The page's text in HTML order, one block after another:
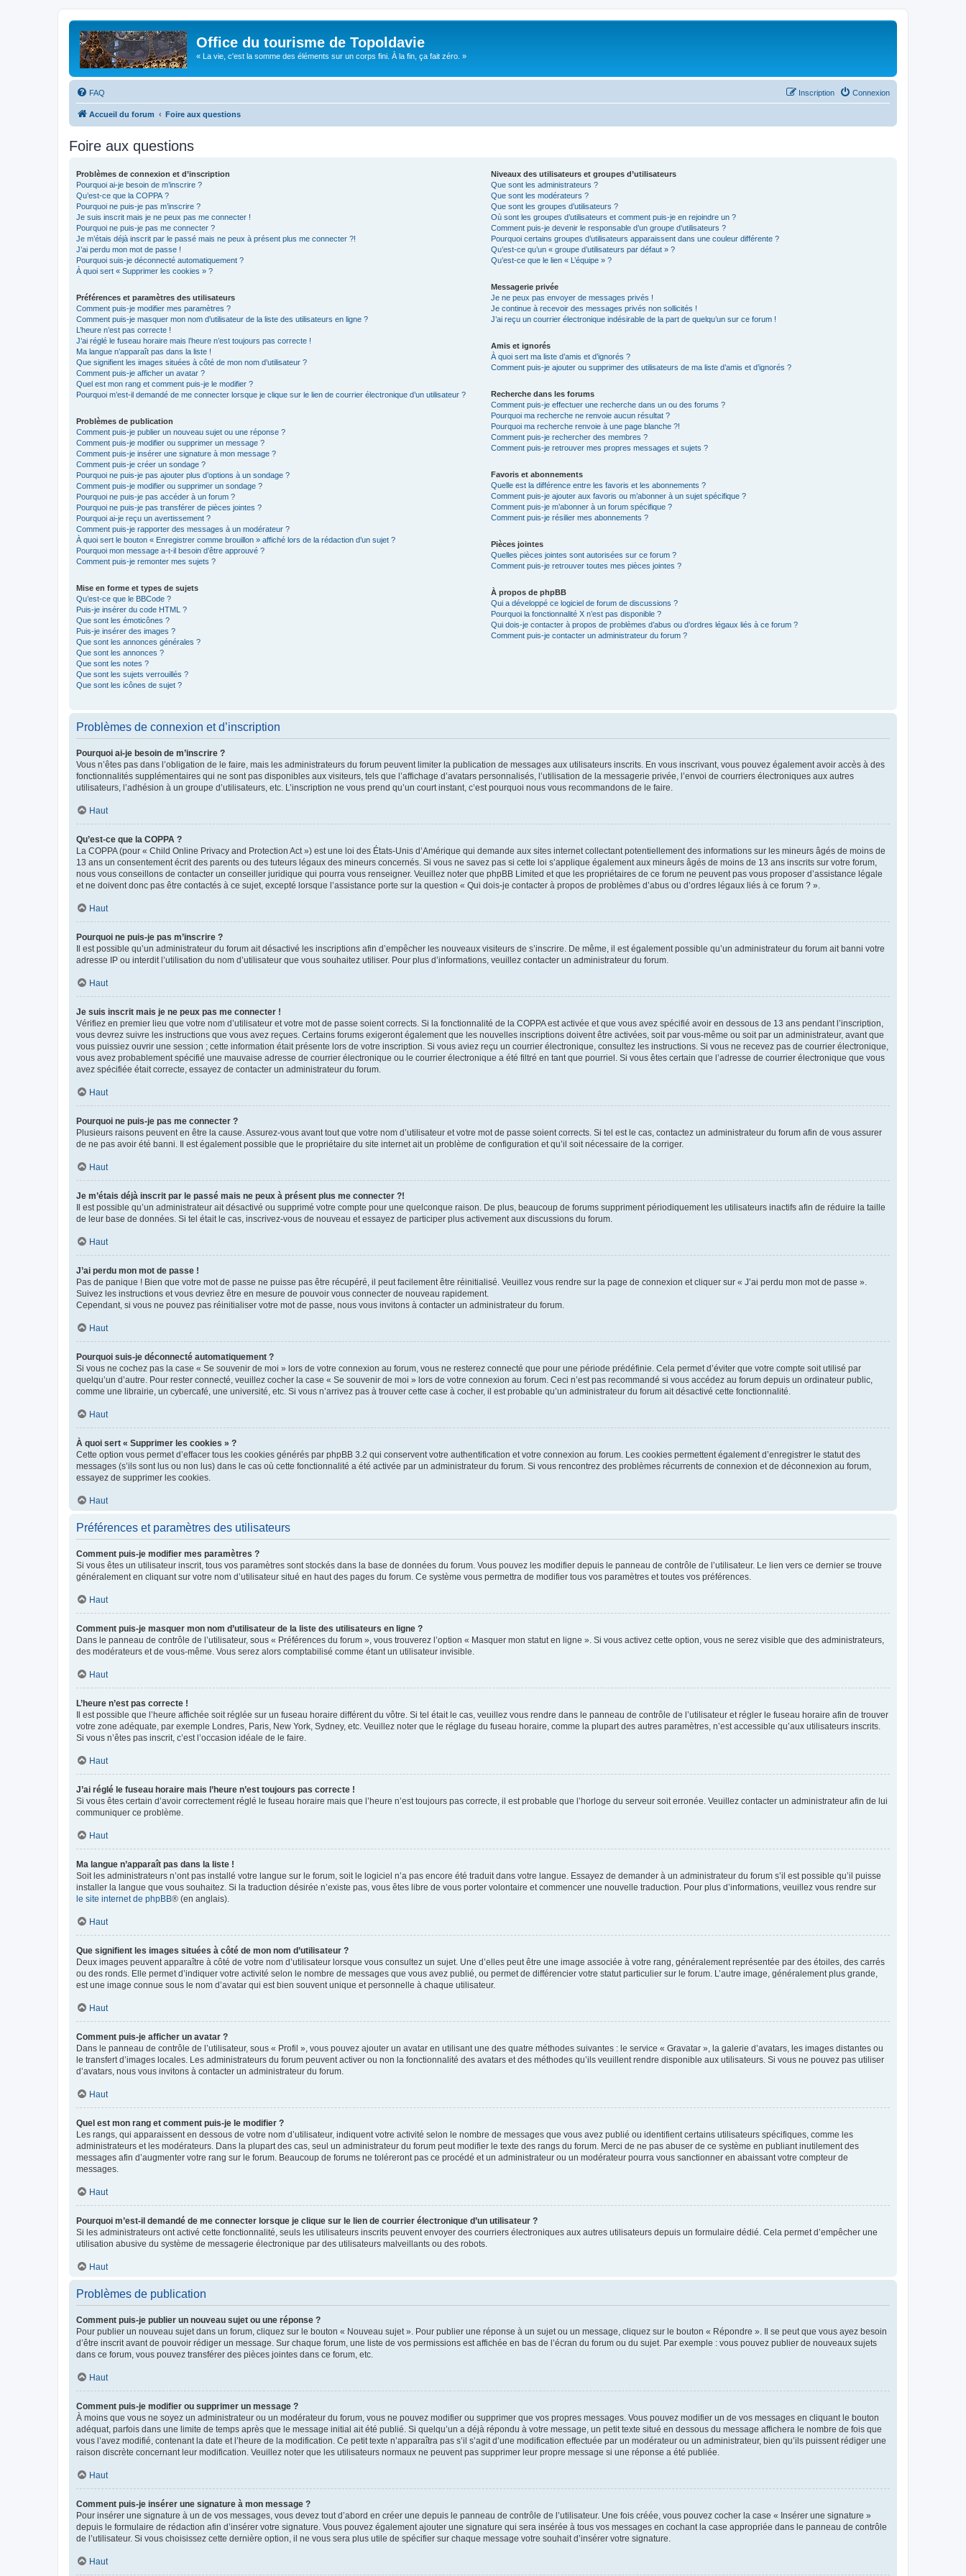
Office du tourisme de Topoldavie
« La vie, c'est la somme des éléments sur un corps fini. À la fin, ça fait zéro. »
FAQ Connexion
Inscription
Accueil du forum Foire aux questions
Foire aux questions
Problèmes de connexion et d’inscription
Pourquoi ai-je besoin de m’inscrire ?
Qu’est-ce que la COPPA ?
Pourquoi ne puis-je pas m’inscrire ?
Je suis inscrit mais je ne peux pas me connecter !
Pourquoi ne puis-je pas me connecter ?
Je m’étais déjà inscrit par le passé mais ne peux à présent plus me connecter ?!
J’ai perdu mon mot de passe !
Pourquoi suis-je déconnecté automatiquement ?
À quoi sert « Supprimer les cookies » ?
Préférences et paramètres des utilisateurs
Comment puis-je modifier mes paramètres ?
Comment puis-je masquer mon nom d’utilisateur de la liste des utilisateurs en ligne ?
L’heure n’est pas correcte !
J’ai réglé le fuseau horaire mais l’heure n’est toujours pas correcte !
Ma langue n’apparaît pas dans la liste !
Que signifient les images situées à côté de mon nom d’utilisateur ?
Comment puis-je afficher un avatar ?
Quel est mon rang et comment puis-je le modifier ?
Pourquoi m’est-il demandé de me connecter lorsque je clique sur le lien de courrier électronique d’un utilisateur ?
Problèmes de publication
Comment puis-je publier un nouveau sujet ou une réponse ?
Comment puis-je modifier ou supprimer un message ?
Comment puis-je insérer une signature à mon message ?
Comment puis-je créer un sondage ?
Pourquoi ne puis-je pas ajouter plus d’options à un sondage ?
Comment puis-je modifier ou supprimer un sondage ?
Pourquoi ne puis-je pas accéder à un forum ?
Pourquoi ne puis-je pas transférer de pièces jointes ?
Pourquoi ai-je reçu un avertissement ?
Comment puis-je rapporter des messages à un modérateur ?
À quoi sert le bouton « Enregistrer comme brouillon » affiché lors de la rédaction d’un sujet ?
Pourquoi mon message a-t-il besoin d’être approuvé ?
Comment puis-je remonter mes sujets ?
Mise en forme et types de sujets
Qu’est-ce que le BBCode ?
Puis-je insérer du code HTML ?
Que sont les émoticônes ?
Puis-je insérer des images ?
Que sont les annonces générales ?
Que sont les annonces ?
Que sont les notes ?
Que sont les sujets verrouillés ?
Que sont les icônes de sujet ?
Niveaux des utilisateurs et groupes d’utilisateurs
Que sont les administrateurs ?
Que sont les modérateurs ?
Que sont les groupes d’utilisateurs ?
Où sont les groupes d’utilisateurs et comment puis-je en rejoindre un ?
Comment puis-je devenir le responsable d’un groupe d’utilisateurs ?
Pourquoi certains groupes d’utilisateurs apparaissent dans une couleur différente ?
Qu’est-ce qu’un « groupe d’utilisateurs par défaut » ?
Qu’est-ce que le lien « L’équipe » ?
Messagerie privée
Je ne peux pas envoyer de messages privés !
Je continue à recevoir des messages privés non sollicités !
J’ai reçu un courrier électronique indésirable de la part de quelqu’un sur ce forum !
Amis et ignorés
À quoi sert ma liste d’amis et d’ignorés ?
Comment puis-je ajouter ou supprimer des utilisateurs de ma liste d’amis et d’ignorés ?
Recherche dans les forums
Comment puis-je effectuer une recherche dans un ou des forums ?
Pourquoi ma recherche ne renvoie aucun résultat ?
Pourquoi ma recherche renvoie à une page blanche ?!
Comment puis-je rechercher des membres ?
Comment puis-je retrouver mes propres messages et sujets ?
Favoris et abonnements
Quelle est la différence entre les favoris et les abonnements ?
Comment puis-je ajouter aux favoris ou m’abonner à un sujet spécifique ?
Comment puis-je m’abonner à un forum spécifique ?
Comment puis-je résilier mes abonnements ?
Pièces jointes
Quelles pièces jointes sont autorisées sur ce forum ?
Comment puis-je retrouver toutes mes pièces jointes ?
À propos de phpBB
Qui a développé ce logiciel de forum de discussions ?
Pourquoi la fonctionnalité X n’est pas disponible ?
Qui dois-je contacter à propos de problèmes d’abus ou d’ordres légaux liés à ce forum ?
Comment puis-je contacter un administrateur du forum ?
Problèmes de connexion et d’inscription
Pourquoi ai-je besoin de m’inscrire ?
Vous n’êtes pas dans l’obligation de le faire, mais les administrateurs du forum peuvent limiter la publication de messages aux utilisateurs inscrits. En vous inscrivant, vous pouvez également avoir accès à des
fonctionnalités supplémentaires qui ne sont pas disponibles aux visiteurs, tels que l’affichage d’avatars personnalisés, l’utilisation de la messagerie privée, l’envoi de courriers électroniques aux autres
utilisateurs, l’adhésion à un groupe d’utilisateurs, etc. L’inscription ne vous prend qu’un court instant, c’est pourquoi nous vous recommandons de le faire.
Haut
Qu’est-ce que la COPPA ?
La COPPA (pour « Child Online Privacy and Protection Act ») est une loi des États-Unis d’Amérique qui demande aux sites internet collectant potentiellement des informations sur les mineurs âgés de moins de
13 ans un consentement écrit des parents ou des tuteurs légaux des mineurs concernés. Si vous ne savez pas si cette loi s’applique également aux mineurs âgés de moins de 13 ans inscrits sur votre forum,
nous vous conseillons de contacter un conseiller juridique qui pourra vous renseigner. Veuillez noter que phpBB Limited et que les propriétaires de ce forum ne peuvent pas vous proposer d’assistance légale
et ne doivent donc pas être contactés à ce sujet, excepté lorsque l’assistance porte sur la question « Qui dois-je contacter à propos de problèmes d’abus ou d’ordres légaux liés à ce forum ? ».
Haut
Pourquoi ne puis-je pas m’inscrire ?
Il est possible qu’un administrateur du forum ait désactivé les inscriptions afin d’empêcher les nouveaux visiteurs de s’inscrire. De même, il est également possible qu’un administrateur du forum ait banni votre
adresse IP ou interdit l’utilisation du nom d’utilisateur que vous souhaitez utiliser. Pour plus d’informations, veuillez contacter un administrateur du forum.
Haut
Je suis inscrit mais je ne peux pas me connecter !
Vérifiez en premier lieu que votre nom d’utilisateur et votre mot de passe soient corrects. Si la fonctionnalité de la COPPA est activée et que vous avez spécifié avoir en dessous de 13 ans pendant l’inscription,
vous devrez suivre les instructions que vous avez reçues. Certains forums exigeront également que les nouvelles inscriptions doivent être activées, soit par vous-même ou soit par un administrateur, avant que
vous puissiez ouvrir une session ; cette information était présente lors de votre inscription. Si vous aviez reçu un courrier électronique, consultez les instructions. Si vous ne recevez pas de courrier électronique,
vous avez probablement spécifié une mauvaise adresse de courrier électronique ou le courrier électronique a été filtré en tant que pourriel. Si vous êtes certain que l’adresse de courrier électronique que vous
avez spécifiée était correcte, essayez de contacter un administrateur du forum.
Haut
Pourquoi ne puis-je pas me connecter ?
Plusieurs raisons peuvent en être la cause. Assurez-vous avant tout que votre nom d’utilisateur et votre mot de passe soient corrects. Si tel est le cas, contactez un administrateur du forum afin de vous assurer
de ne pas avoir été banni. Il est également possible que le propriétaire du site internet ait un problème de configuration et qu’il soit nécessaire de la corriger.
Haut
Je m’étais déjà inscrit par le passé mais ne peux à présent plus me connecter ?!
Il est possible qu’un administrateur ait désactivé ou supprimé votre compte pour une quelconque raison. De plus, beaucoup de forums suppriment périodiquement les utilisateurs inactifs afin de réduire la taille
de leur base de données. Si tel était le cas, inscrivez-vous de nouveau et essayez de participer plus activement aux discussions du forum.
Haut
J’ai perdu mon mot de passe !
Pas de panique ! Bien que votre mot de passe ne puisse pas être récupéré, il peut facilement être réinitialisé. Veuillez vous rendre sur la page de connexion et cliquer sur « J’ai perdu mon mot de passe ».
Suivez les instructions et vous devriez être en mesure de pouvoir vous connecter de nouveau rapidement.
Cependant, si vous ne pouvez pas réinitialiser votre mot de passe, nous vous invitons à contacter un administrateur du forum.
Haut
Pourquoi suis-je déconnecté automatiquement ?
Si vous ne cochez pas la case « Se souvenir de moi » lors de votre connexion au forum, vous ne resterez connecté que pour une période prédéfinie. Cela permet d’éviter que votre compte soit utilisé par
quelqu’un d’autre. Pour rester connecté, veuillez cocher la case « Se souvenir de moi » lors de votre connexion au forum. Ceci n’est pas recommandé si vous accédez au forum depuis un ordinateur public,
comme une librairie, un cybercafé, une université, etc. Si vous n’arrivez pas à trouver cette case à cocher, il est probable qu’un administrateur du forum ait désactivé cette fonctionnalité.
Haut
À quoi sert « Supprimer les cookies » ?
Cette option vous permet d’effacer tous les cookies générés par phpBB 3.2 qui conservent votre authentification et votre connexion au forum. Les cookies permettent également d’enregistrer le statut des
messages (s’ils sont lus ou non lus) dans le cas où cette fonctionnalité a été activée par un administrateur du forum. Si vous rencontrez des problèmes récurrents de connexion et de déconnexion au forum,
essayez de supprimer les cookies.
Haut
Préférences et paramètres des utilisateurs
Comment puis-je modifier mes paramètres ?
Si vous êtes un utilisateur inscrit, tous vos paramètres sont stockés dans la base de données du forum. Vous pouvez les modifier depuis le panneau de contrôle de l’utilisateur. Le lien vers ce dernier se trouve
généralement en cliquant sur votre nom d’utilisateur situé en haut des pages du forum. Ce système vous permettra de modifier tous vos paramètres et toutes vos préférences.
Haut
Comment puis-je masquer mon nom d’utilisateur de la liste des utilisateurs en ligne ?
Dans le panneau de contrôle de l’utilisateur, sous « Préférences du forum », vous trouverez l’option « Masquer mon statut en ligne ». Si vous activez cette option, vous ne serez visible que des administrateurs,
des modérateurs et de vous-même. Vous serez alors comptabilisé comme étant un utilisateur invisible.
Haut
L’heure n’est pas correcte !
Il est possible que l’heure affichée soit réglée sur un fuseau horaire différent du vôtre. Si tel était le cas, veuillez vous rendre dans le panneau de contrôle de l’utilisateur et régler le fuseau horaire afin de trouver
votre zone adéquate, par exemple Londres, Paris, New York, Sydney, etc. Veuillez noter que le réglage du fuseau horaire, comme la plupart des autres paramètres, n’est accessible qu’aux utilisateurs inscrits.
Si vous n’êtes pas inscrit, c’est l’occasion idéale de le faire.
Haut
J’ai réglé le fuseau horaire mais l’heure n’est toujours pas correcte !
Si vous êtes certain d’avoir correctement réglé le fuseau horaire mais que l’heure n’est toujours pas correcte, il est probable que l’horloge du serveur soit erronée. Veuillez contacter un administrateur afin de lui
communiquer ce problème.
Haut
Ma langue n’apparaît pas dans la liste !
Soit les administrateurs n’ont pas installé votre langue sur le forum, soit le logiciel n’a pas encore été traduit dans votre langue. Essayez de demander à un administrateur du forum s’il est possible qu’il puisse
installer la langue que vous souhaitez. Si la traduction désirée n’existe pas, vous êtes libre de vous porter volontaire et commencer une nouvelle traduction. Pour plus d’informations, veuillez vous rendre sur
le site internet de phpBB® (en anglais).
Haut
Que signifient les images situées à côté de mon nom d’utilisateur ?
Deux images peuvent apparaître à côté de votre nom d’utilisateur lorsque vous consultez un sujet. Une d’elles peut être une image associée à votre rang, généralement représentée par des étoiles, des carrés
ou des ronds. Elle permet d’indiquer votre activité selon le nombre de messages que vous avez publié, ou permet de différencier votre statut particulier sur le forum. L’autre image, généralement plus grande,
est une image connue sous le nom d’avatar qui est bien souvent unique et personnelle à chaque utilisateur.
Haut
Comment puis-je afficher un avatar ?
Dans le panneau de contrôle de l’utilisateur, sous « Profil », vous pouvez ajouter un avatar en utilisant une des quatre méthodes suivantes : le service « Gravatar », la galerie d’avatars, les images distantes ou
le transfert d’images locales. Les administrateurs du forum peuvent activer ou non la fonctionnalité des avatars et des méthodes qu’ils veuillent rendre disponible aux utilisateurs. Si vous ne pouvez pas utiliser
d’avatars, nous vous invitons à contacter un administrateur du forum.
Haut
Quel est mon rang et comment puis-je le modifier ?
Les rangs, qui apparaissent en dessous de votre nom d’utilisateur, indiquent votre activité selon le nombre de messages que vous avez publié ou identifient certains utilisateurs spécifiques, comme les
administrateurs et les modérateurs. Dans la plupart des cas, seul un administrateur du forum peut modifier le texte des rangs du forum. Merci de ne pas abuser de ce système en publiant inutilement des
messages afin d’augmenter votre rang sur le forum. Beaucoup de forums ne toléreront pas ce procédé et un administrateur ou un modérateur pourra vous sanctionner en abaissant votre compteur de
messages.
Haut
Pourquoi m’est-il demandé de me connecter lorsque je clique sur le lien de courrier électronique d’un utilisateur ?
Si les administrateurs ont activé cette fonctionnalité, seuls les utilisateurs inscrits peuvent envoyer des courriers électroniques aux autres utilisateurs depuis un formulaire dédié. Cela permet d’empêcher une
utilisation abusive du système de messagerie électronique par des utilisateurs malveillants ou des robots.
Haut
Problèmes de publication
Comment puis-je publier un nouveau sujet ou une réponse ?
Pour publier un nouveau sujet dans un forum, cliquez sur le bouton « Nouveau sujet ». Pour publier une réponse à un sujet ou un message, cliquez sur le bouton « Répondre ». Il se peut que vous ayez besoin
d’être inscrit avant de pouvoir rédiger un message. Sur chaque forum, une liste de vos permissions est affichée en bas de l’écran du forum ou du sujet. Par exemple : vous pouvez publier de nouveaux sujets
dans ce forum, vous pouvez transférer des pièces jointes dans ce forum, etc.
Haut
Comment puis-je modifier ou supprimer un message ?
À moins que vous ne soyez un administrateur ou un modérateur du forum, vous ne pouvez modifier ou supprimer que vos propres messages. Vous pouvez modifier un de vos messages en cliquant le bouton
adéquat, parfois dans une limite de temps après que le message initial ait été publié. Si quelqu’un a déjà répondu à votre message, un petit texte situé en dessous du message affichera le nombre de fois que
vous l’avez modifié, contenant la date et l’heure de la modification. Ce petit texte n’apparaîtra pas s’il s’agit d’une modification effectuée par un modérateur ou un administrateur, bien qu’ils puissent rédiger une
raison discrète concernant leur modification. Veuillez noter que les utilisateurs normaux ne peuvent pas supprimer leur propre message si une réponse a été publiée.
Haut
Comment puis-je insérer une signature à mon message ?
Pour insérer une signature à un de vos messages, vous devez tout d’abord en créer une depuis le panneau de contrôle de l’utilisateur. Une fois créée, vous pouvez cocher la case « Insérer une signature »
depuis le formulaire de rédaction afin d’insérer votre signature. Vous pouvez également ajouter une signature qui sera insérée à tous vos messages en cochant la case appropriée dans le panneau de contrôle
de l’utilisateur. Si vous choisissez cette dernière option, il ne vous sera plus utile de spécifier sur chaque message votre souhait d’insérer votre signature.
Haut